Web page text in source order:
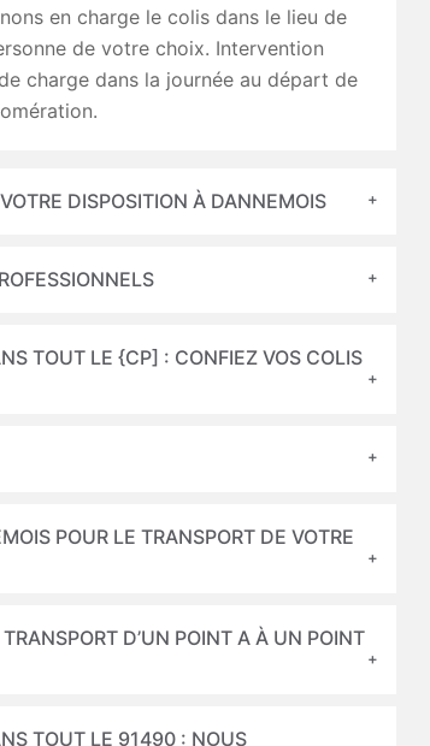
en charge le colis dans le lieu de
de votre choix. Intervention
charge dans la journée au départ de
DISPOSITION À DANNEMOIS
TOUT LE {CP] : CONFIEZ VOS COLIS
POUR LE TRANSPORT DE VOTRE
D’UN POINT A À UN POINT
TOUT LE 91490 : NOUS